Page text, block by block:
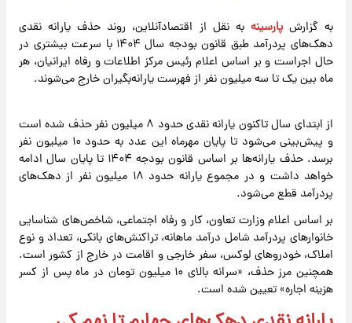
به گزارش پارسینه به نقل از اقتصادآنلاین، روند حذف یارانه نقدی
دهک‌های پردرآمد طبق قانون بودجه سال ۱۴۰۴ با سرعت بیشتری در
حال اجراست و بر اساس اعلام رئیس مرکز اطلاعات و رفاه ایرانیان، هر
ماه بین یک تا سه میلیون نفر از فهرست یارانه‌بگیران خارج می‌شوند.
از ابتدای سال تاکنون یارانه نقدی حدود ۸ میلیون نفر حذف شده است
و پیش‌بینی می‌شود تا پایان مهرماه این عدد به حدود ۱۰ میلیون نفر
برسد. حذف یارانه‌ها بر اساس قانون بودجه ۱۴۰۴ تا پایان سال ادامه
خواهد داشت و در مجموع یارانه حدود ۱۸ میلیون نفر از دهک‌های
پردرآمد قطع می‌شود.
بر اساس اعلام وزارت تعاون، کار و رفاه اجتماعی، شاخص‌های شناسایی
خانوارهای پردرآمد شامل درآمد ماهانه، تراکنش‌های بانکی، تعداد و نوع
املاک، خودروهای لوکس، سفر خارجی و اقامت در خارج از کشور است.
همچنین مرز حذف، «سرانه بالای ۱۰ میلیون تومان در ماه پس از کسر
هزینه اجاره» تعیین شده است.